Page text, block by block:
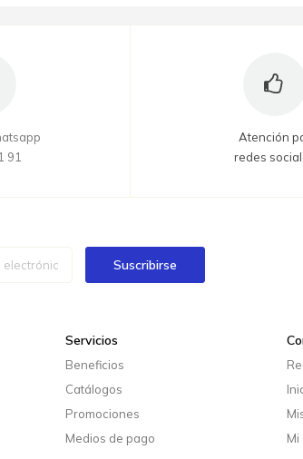
91
Atención
redes
Suscribirse
Servicios
Beneficios
Catálogos
Promociones
Medios de pago
Mi